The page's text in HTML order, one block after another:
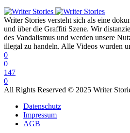
Writer Stories versteht sich als eine
und über die Graffiti Szene. Wir
des Vandalismus und werden unsere
illegal zu handeln. Alle Videos wurden
0
0
147
0
All Rights Reserved © 2025 Writer
Datenschutz
Impressum
AGB